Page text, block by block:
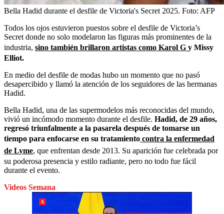
Bella Hadid durante el desfile de Victoria's Secret 2025. Foto: AFP
Todos los ojos estuvieron puestos sobre el desfile de Victoria’s
Secret donde no solo modelaron las figuras más prominentes de la
industria, sino también brillaron artistas como Karol G y Missy
Elliot.
En medio del desfile de modas hubo un momento que no pasó
desapercibido y llamó la atención de los seguidores de las hermanas
Hadid.
Bella Hadid, una de las supermodelos más reconocidas del mundo,
vivió un incómodo momento durante el desfile. Hadid, de 29 años,
regresó triunfalmente a la pasarela después de tomarse un
tiempo para enfocarse en su tratamiento contra la enfermedad
de Lyme, que enfrentan desde 2013. Su aparición fue celebrada por
su poderosa presencia y estilo radiante, pero no todo fue fácil
durante el evento.
Videos Semana